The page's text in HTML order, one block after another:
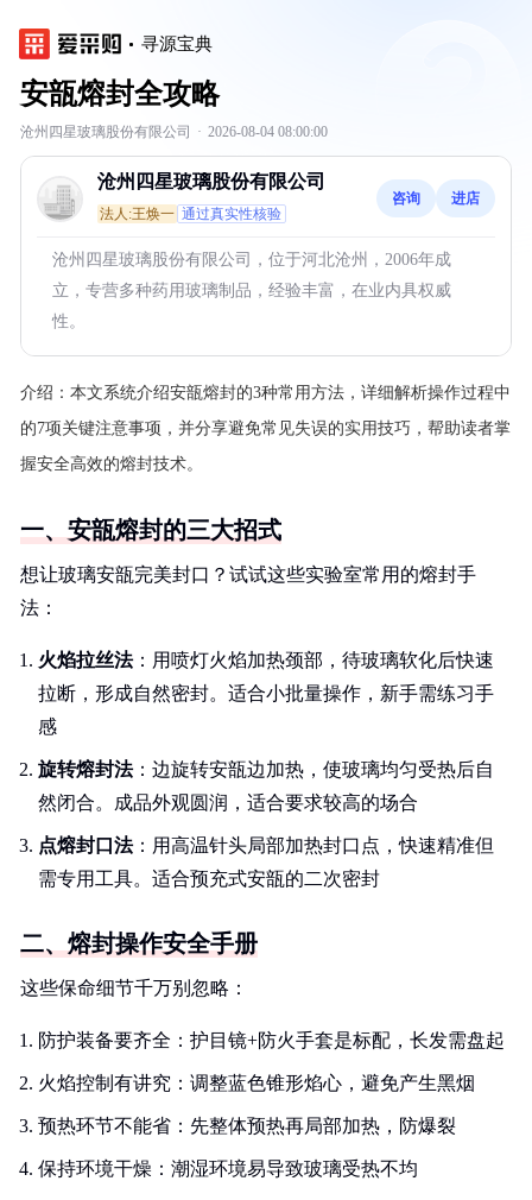
寻源宝典
安瓿熔封全攻略
沧州四星玻璃股份有限公司 · 2026-08-04 08:00:00
沧州四星玻璃股份有限公司
法人:王焕一 通过真实性核验
咨询 进店
沧州四星玻璃股份有限公司，位于河北沧州，2006年成
立，专营多种药用玻璃制品，经验丰富，在业内具权威
性。
介绍： 本文系统介绍安瓿熔封的3种常用方法，详细解析操作过程中
的7项关键注意事项，并分享避免常见失误的实用技巧，帮助读者掌
握安全高效的熔封技术。
一、安瓿熔封的三大招式
想让玻璃安瓿完美封口？试试这些实验室常用的熔封手
法：
火焰拉丝法：用喷灯火焰加热颈部，待玻璃软化后快速
拉断，形成自然密封。适合小批量操作，新手需练习手
感
旋转熔封法：边旋转安瓿边加热，使玻璃均匀受热后自
然闭合。成品外观圆润，适合要求较高的场合
点熔封口法：用高温针头局部加热封口点，快速精准但
需专用工具。适合预充式安瓿的二次密封
二、熔封操作安全手册
这些保命细节千万别忽略：
防护装备要齐全：护目镜+防火手套是标配，长发需盘起
火焰控制有讲究：调整蓝色锥形焰心，避免产生黑烟
预热环节不能省：先整体预热再局部加热，防爆裂
保持环境干燥：潮湿环境易导致玻璃受热不均